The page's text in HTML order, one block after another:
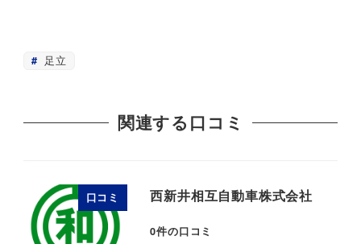
足立
関連する口コミ
口コミ 西新井相互自動車株式会社
0件の口コミ